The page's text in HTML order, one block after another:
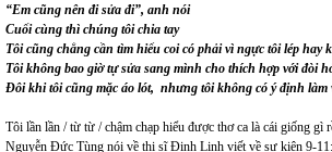
“Em cũng nên đi sửa đi”, anh nói
Cuối cùng thì chúng tôi chia tay
Tôi cũng chẳng cần tìm hiểu coi có phải vì ngực tôi lép hay
Tôi không bao giờ tự sửa sang mình cho thích hợp với đòi
Đôi khi tôi cũng mặc áo lót, nhưng tôi không có ý định làm
Tôi lần lần / từ từ / chậm chạp hiểu được thơ ca là cái giống gì
Nguyễn Đức Tùng nói về thi sĩ Đinh Linh viết về sự kiện 9-11: